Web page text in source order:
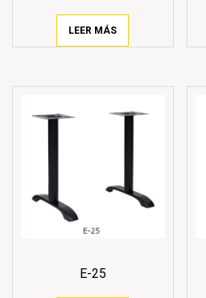
LEER MÁS
E-25